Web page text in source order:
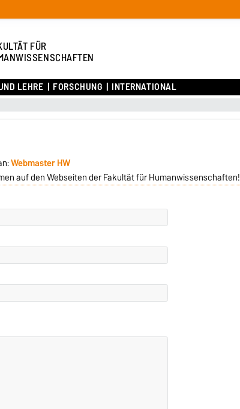
FÜR
LEHRE FORSCHUNG INTERNATIONAL
Webmaster HW
auf den Webseiten der Fakultät für Humanwissenschaften!